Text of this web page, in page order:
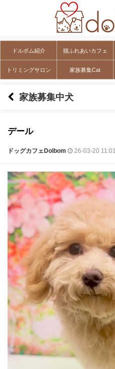
ドルボム紹介 猫ふれあいカフェ
トリミングサロン 家族募集Cat
家族募集中犬
デール
ドッグカフェDolbom 26-03-20 11:01
本文